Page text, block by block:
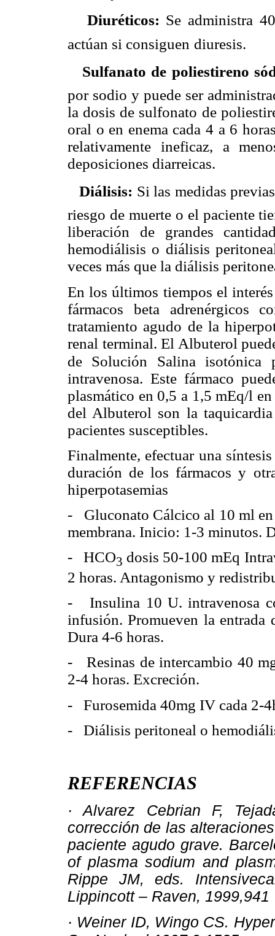
Diuréticos: Se administra
actúan si consiguen diuresis.
Sulfanato de poliestireno
por sodio y puede ser
la dosis de sulfonato de
oral o en enema cada 4 a 6
relativamente ineficaz, a
deposiciones diarreicas.
Diálisis: Si las medidas
riesgo de muerte o el paciente
liberación de grandes
hemodiálisis o diálisis
veces más que la diálisis
En los últimos tiempos el
fármacos beta adrenérgicos
tratamiento agudo de la
renal terminal. El Albuterol
de Solución Salina isotónica
intravenosa. Este fármaco
plasmático en 0,5 a 1,5 mEq/l
del Albuterol son la
pacientes susceptibles.
Finalmente, efectuar una
duración de los fármacos y
hiperpotasemias
- Gluconato Cálcico al 10 ml
membrana. Inicio: 1-3 minutos.
- HCO3 dosis 50-100 mEq
2 horas. Antagonismo y
- Insulina 10 U. intravenosa
infusión. Promueven la
Dura 4-6 horas.
- Resinas de intercambio 40
2-4 horas. Excreción.
- Furosemida 40mg IV cada 2-
- Diálisis peritoneal o
REFERENCIAS
· Alvarez Cebrian F,
corrección de las
paciente agudo grave.
of plasma sodium and
Rippe JM, eds.
Lippincott – Raven, 1999,941
· Weiner ID, Wingo CS.